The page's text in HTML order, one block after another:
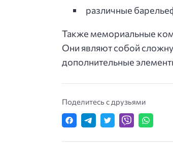
различные
Также мемориальные
Они являют собой
дополнительные
Поделитесь с друзьями